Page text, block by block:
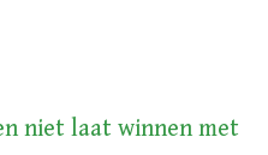
niet laat winnen met